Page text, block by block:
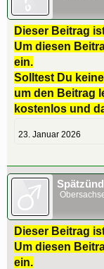
Dieser Beitrag
Um diesen
ein.
Solltest Du
um den Beitrag
kostenlos und
23. Januar 2026
Dieser Beitrag
Um diesen
ein.